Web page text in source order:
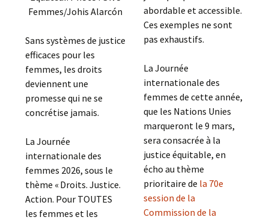
Femmes/Johis Alarcón
Sans systèmes de justice
efficaces pour les
femmes, les droits
deviennent une
promesse qui ne se
concrétise jamais.
La Journée
internationale des
femmes 2026, sous le
thème « Droits. Justice.
Action. Pour TOUTES
les femmes et les
abordable et accessible.
Ces exemples ne sont
pas exhaustifs.
La Journée
internationale des
femmes de cette année,
que les Nations Unies
marqueront le 9 mars,
sera consacrée à la
justice équitable, en
écho au thème
prioritaire de la 70e
session de la
Commission de la